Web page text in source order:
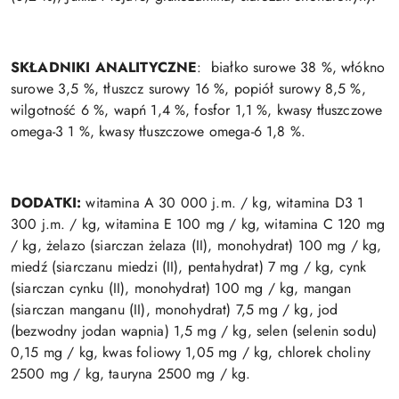
SKŁADNIKI ANALITYCZNE: białko surowe 38 %, włókno
surowe 3,5 %, tłuszcz surowy 16 %, popiół surowy 8,5 %,
wilgotność 6 %, wapń 1,4 %, fosfor 1,1 %, kwasy tłuszczowe
omega-3 1 %, kwasy tłuszczowe omega-6 1,8 %.
DODATKI:witamina A 30 000 j.m. / kg, witamina D3 1
300 j.m. / kg, witamina E 100 mg / kg, witamina C 120 mg
/ kg, żelazo (siarczan żelaza (II), monohydrat) 100 mg / kg,
miedź (siarczanu miedzi (II), pentahydrat) 7 mg / kg, cynk
(siarczan cynku (II), monohydrat) 100 mg / kg, mangan
(siarczan manganu (II), monohydrat) 7,5 mg / kg, jod
(bezwodny jodan wapnia) 1,5 mg / kg, selen (selenin sodu)
0,15 mg / kg, kwas foliowy 1,05 mg / kg, chlorek choliny
2500 mg / kg, tauryna 2500 mg / kg.